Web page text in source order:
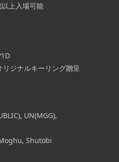
上入場可能
ジナルキーリング贈呈
UN(MGG),
Moghu, Shutobi